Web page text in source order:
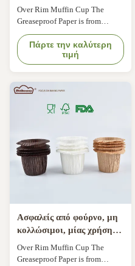
Εφοδιαστικά Μη λιπαρά
ανθεκτικά στη θερμότητα
για τα γενέθλια γάμο
Over Rim Muffin Cup The
Greaseproof Paper is from
Nordic Paper of Sweden Comply
with FDA, KOSHER, LFGB, QS.
Oil-resist, bakable &
max.temperature 220°C. Keep
longer.
Πάρτε την καλύτερη
τιμή
Ασφαλείς από φούρνο, μη
κολλώσιμοι, μίας χρήσης,
κούπες από χαρτί για
καραμέλες, για τηγανίτες
Over Rim Muffin Cup The
Greaseproof Paper is from